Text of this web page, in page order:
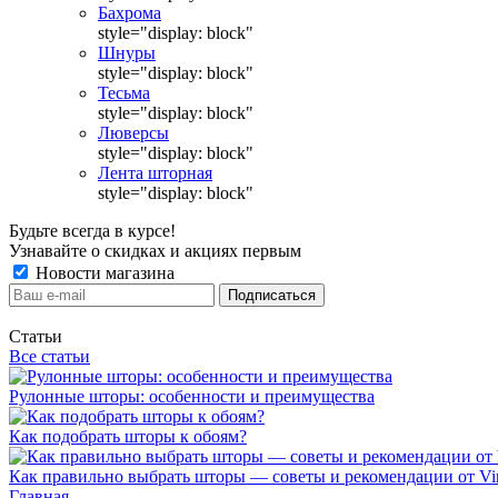
Бахрома
style="display: block"
Шнуры
style="display: block"
Тесьма
style="display: block"
Люверсы
style="display: block"
Лента шторная
style="display: block"
Будьте всегда в курсе!
Узнавайте о скидках и акциях первым
Новости магазина
Статьи
Все статьи
Рулонные шторы: особенности и преимущества
Как подобрать шторы к обоям?
Как правильно выбрать шторы — советы и рекомендации от